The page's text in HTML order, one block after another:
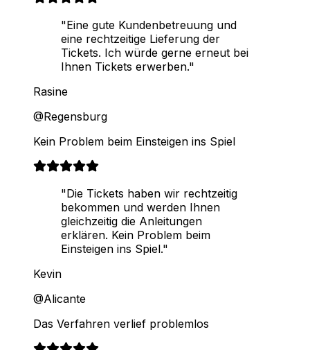
"Eine gute Kundenbetreuung und
eine rechtzeitige Lieferung der
Tickets. Ich würde gerne erneut bei
Ihnen Tickets erwerben."
Rasine
@Regensburg
Kein Problem beim Einsteigen ins Spiel
"Die Tickets haben wir rechtzeitig
bekommen und werden Ihnen
gleichzeitig die Anleitungen
erklären. Kein Problem beim
Einsteigen ins Spiel."
Kevin
@Alicante
Das Verfahren verlief problemlos